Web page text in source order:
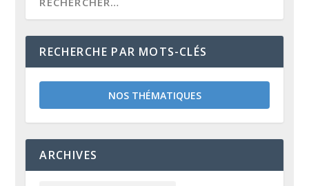
RECHERCHE PAR MOTS-CLÉS
NOS THÉMATIQUES
ARCHIVES